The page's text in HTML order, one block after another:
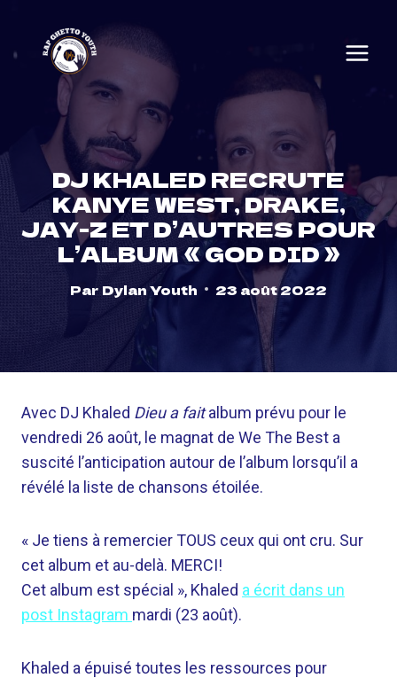
content
DJ KHALED RECRUTE
KANYE WEST, DRAKE,
JAY-Z ET D’AUTRES POUR
L’ALBUM « GOD DID »
Par Dylan Youth 23 août 2022
Avec DJ Khaled Dieu a faitalbum prévu pour le
vendredi 26 août, le magnat de We The Best a
suscité l’anticipation autour de l’album lorsqu’il a
révélé la liste de chansons étoilée.
« Je tiens à remercier TOUS ceux qui ont cru. Sur
cet album et au-delà. MERCI!
Cet album est spécial », Khaled a écrit dans un
post Instagram mardi (23 août).
Khaled a épuisé toutes les ressources pour